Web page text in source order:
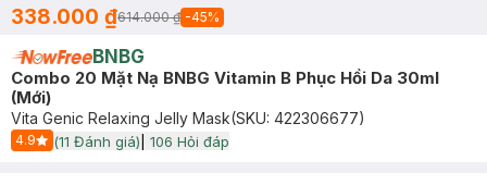
338.000 ₫614.000 ₫ -45%
BNBG
Combo 20 Mặt Nạ BNBG Vitamin B Phục Hồi Da 30ml
(Mới)
Vita Genic Relaxing Jelly Mask(SKU: 422306677)
4.9
Start Icon
(11 Đánh giá) 106 Hỏi đáp